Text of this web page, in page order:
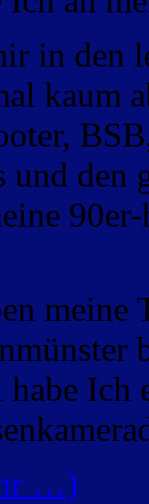
in den
kaum
und den
meine
Ich
…)